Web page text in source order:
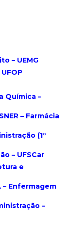
– UEMG
Química –
– Farmácia
(1°
– UFSCar
e
– Enfermagem
–